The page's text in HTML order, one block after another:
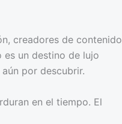
creadores de contenido
es un destino de lujo
por descubrir.
en el tiempo. El